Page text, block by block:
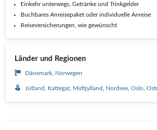
Einkehr unterwegs, Getränke und Trinkgelder
Buchbares Anreisepaket oder individuelle Anreise
Reiseversicherungen, wie gewünscht
Länder und Regionen
Dänemark Norwegen
Jütland Kattegat Midtjylland Nordsee Oslo